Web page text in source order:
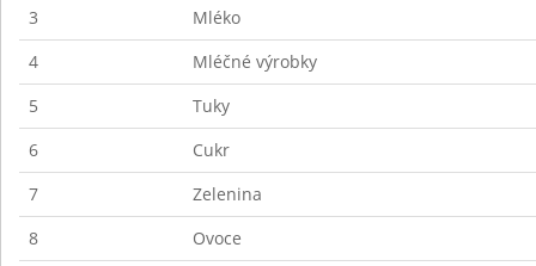
3
Mléko
4
Mléčné výrobky
5
Tuky
6
Cukr
7
Zelenina
8
Ovoce